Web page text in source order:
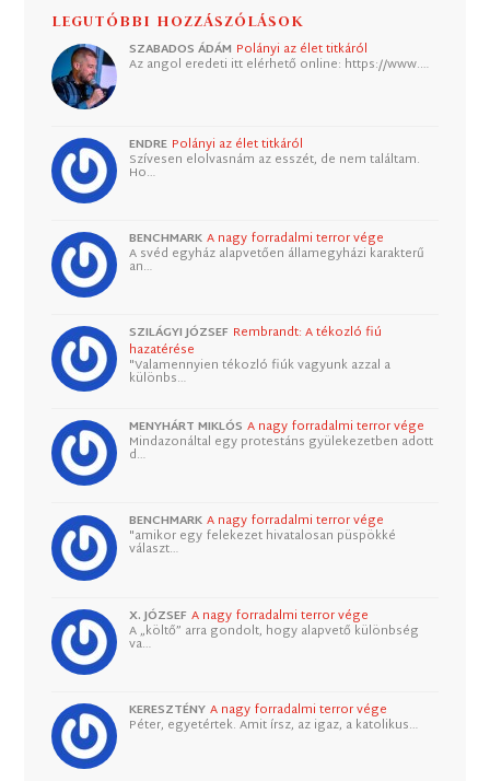
LEGUTÓBBI HOZZÁSZÓLÁSOK
SZABADOS ÁDÁM Polányi az élet titkáról
Az angol eredeti itt elérhető online: https://www.…
ENDRE Polányi az élet titkáról
Szívesen elolvasnám az esszét, de nem találtam.
Ho…
BENCHMARK A nagy forradalmi terror vége
A svéd egyház alapvetően államegyházi karakterű
an…
SZILÁGYI JÓZSEF Rembrandt: A tékozló fiú
hazatérése
"Valamennyien tékozló fiúk vagyunk azzal a
különbs…
MENYHÁRT MIKLÓS A nagy forradalmi terror vége
Mindazonáltal egy protestáns gyülekezetben adott
d…
BENCHMARK A nagy forradalmi terror vége
"amikor egy felekezet hivatalosan püspökké
választ…
X. JÓZSEF A nagy forradalmi terror vége
A „költő” arra gondolt, hogy alapvető különbség
va…
KERESZTÉNY A nagy forradalmi terror vége
Péter, egyetértek. Amit írsz, az igaz, a katolikus…